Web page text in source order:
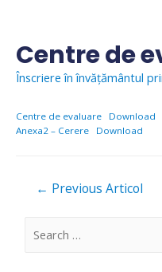
contentCentre de
Înscriere în învățământul
Centre de evaluare
Download
Anexa2 – Cerere
Download
Navigare
← Previous Articol
S